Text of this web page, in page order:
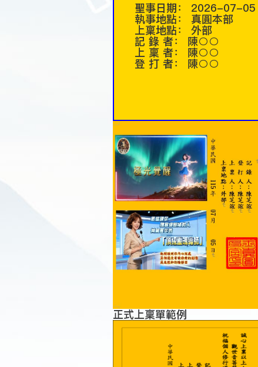
聖事日期： 2026-07-05
執事地點： 真圓本部
上稟地點： 外部
記 錄 者： 陳○○
上 稟 者： 陳○○
登 打 者： 陳○○
正式上稟單範例